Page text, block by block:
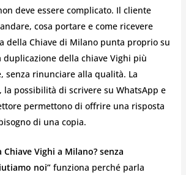
deve essere complicato. Il cliente
cosa portare e come ricevere
della Chiave di Milano punta proprio su
della chiave Vighi più
senza rinunciare alla qualità. La
la possibilità di scrivere su WhatsApp e
permettono di offrire una risposta
di una copia.
Chiave Vighi a Milano? senza
noi”funziona perché parla